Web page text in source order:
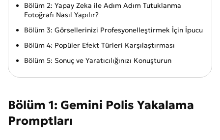
Bölüm 2: Yapay Zeka ile Adım Adım Tutuklanma
Fotoğrafı Nasıl Yapılır?
Bölüm 3: Görsellerinizi Profesyonelleştirmek İçin İpucu
Bölüm 4: Popüler Efekt Türleri Karşılaştırması
Bölüm 5: Sonuç ve Yaratıcılığınızı Konuşturun
Bölüm 1: Gemini Polis Yakalama
Promptları